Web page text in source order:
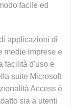
facile ed
applicazioni di
medie imprese e
facilità d'uso e
suite Microsoft
Access è
sia a utenti